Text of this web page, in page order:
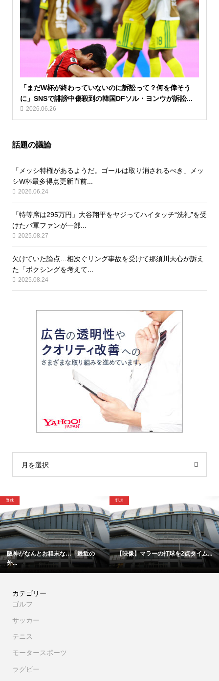
「まだW杯が終わっていないのに訴訟って？何を偉そう
に」SNSで誹謗中傷殺到の韓国DFソル・ヨンウが訴訟...
2026.06.26
話題の議論
「メッシ特権があるようだ。ゴールは取り消されるべき」メッ
シW杯最多得点更新直前...
2026.06.24
「特等席は295万円」大谷翔平をヤジってハイタッチ“洗礼”を受
けたパ軍ファンが一部...
2025.08.27
欠けていた論点…相次ぐリング事故を受けて那須川天心が訴え
た「ボクシングを考えて...
2025.08.24
月を選択
近の 【映像】マラーの打球を2点タイム... 「僕は厳しい親父の承認を
カテゴリー
ゴルフ
サッカー
テニス
モータースポーツ
ラグビー